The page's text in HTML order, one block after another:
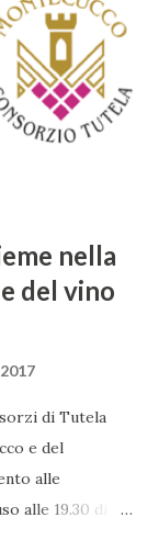
ricerca del
riflette questa
in 20
la storia
nella
del vino
di Tutela
e del
alle
alle 19.30 di